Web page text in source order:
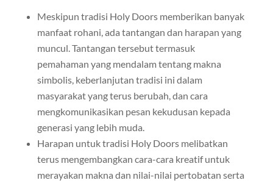
Meskipun tradisi Holy Doors memberikan banyak
manfaat rohani, ada tantangan dan harapan yang
muncul. Tantangan tersebut termasuk
pemahaman yang mendalam tentang makna
simbolis, keberlanjutan tradisi ini dalam
masyarakat yang terus berubah, dan cara
mengkomunikasikan pesan kekudusan kepada
generasi yang lebih muda.
Harapan untuk tradisi Holy Doors melibatkan
terus mengembangkan cara-cara kreatif untuk
merayakan makna dan nilai-nilai pertobatan serta